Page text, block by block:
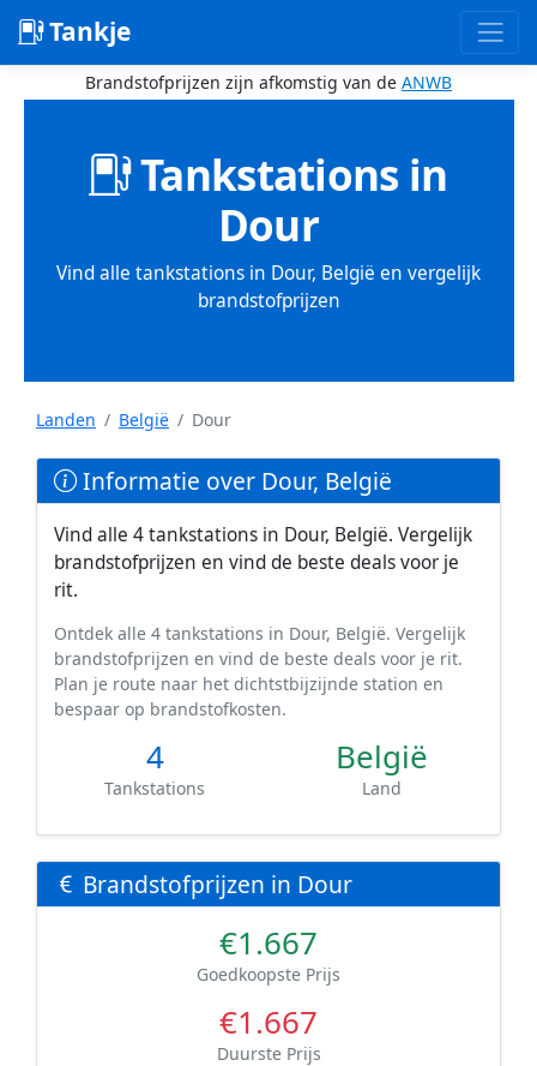
Tankje
Brandstofprijzen zijn afkomstig van de ANWB
Tankstations in
Dour
Vind alle tankstations in Dour, België en vergelijk
brandstofprijzen
Landen België Dour
Informatie over Dour, België
Vind alle 4 tankstations in Dour, België. Vergelijk
brandstofprijzen en vind de beste deals voor je
rit.
Ontdek alle 4 tankstations in Dour, België. Vergelijk
brandstofprijzen en vind de beste deals voor je rit.
Plan je route naar het dichtstbijzijnde station en
bespaar op brandstofkosten.
4
Tankstations
België
Land
Brandstofprijzen in Dour
€1.667
Goedkoopste Prijs
€1.667
Duurste Prijs